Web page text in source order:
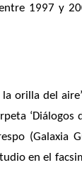
1997 y
orilla del
en el